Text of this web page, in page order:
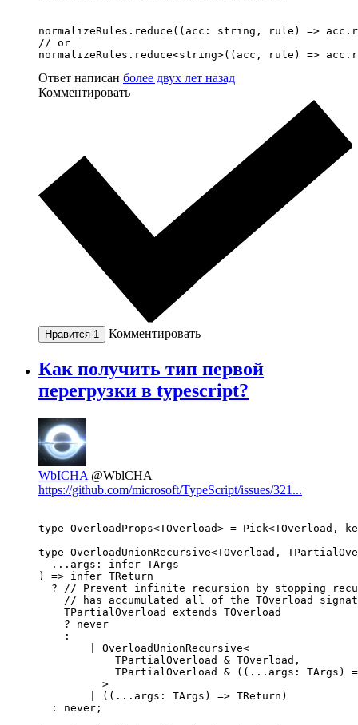
normalizeRules.reduce((acc: string, rule) =>
// or
normalizeRules.reduce<string>((acc, rule) =>
Ответ написан более двух лет назад
Комментировать
Нравится 1 Комментировать
Как получить тип первой
перегрузки в typescript?
WbICHA @WblCHA
https://github.com/microsoft/TypeScript/issues/321...
type OverloadProps<TOverload> = Pick<TOverload,
type OverloadUnionRecursive<TOverload,
  ...args: infer TArgs
) => infer TReturn
? // Prevent infinite recursion by stopping
// has accumulated all of the TOverload
    TPartialOverload extends TOverload
    ? never
    :
        | OverloadUnionRecursive<
            TPartialOverload & TOverload,
TPartialOverload & ((...args: TArgs)
          >
        | ((...args: TArgs) => TReturn)
  : never;